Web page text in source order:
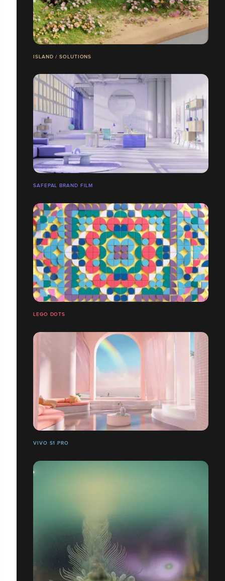
ISLAND / SOLUTIONS
SAFEPAL BRAND FILM
LEGO DOTS
VIVO S1 PRO